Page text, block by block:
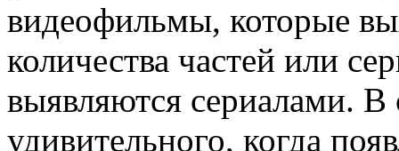
видеофильмы, которые
количества частей или
выявляются сериалами. В
удивительного, когда